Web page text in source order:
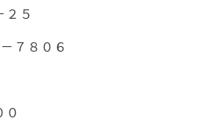
５
７８０６
０